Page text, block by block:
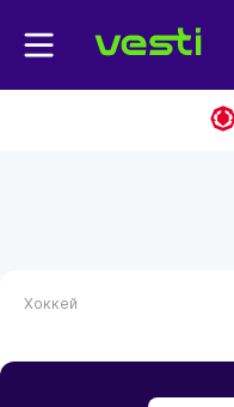
Хоккей